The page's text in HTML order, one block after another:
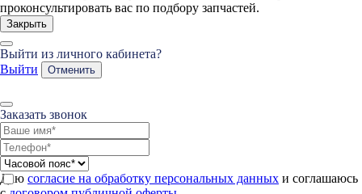
проконсультировать вас по подбору запчастей.
Закрыть
Выйти из личного кабинета?
Выйти
Отменить
Заказать звонок
Даю согласие на обработку персональных данных и соглашаюсь